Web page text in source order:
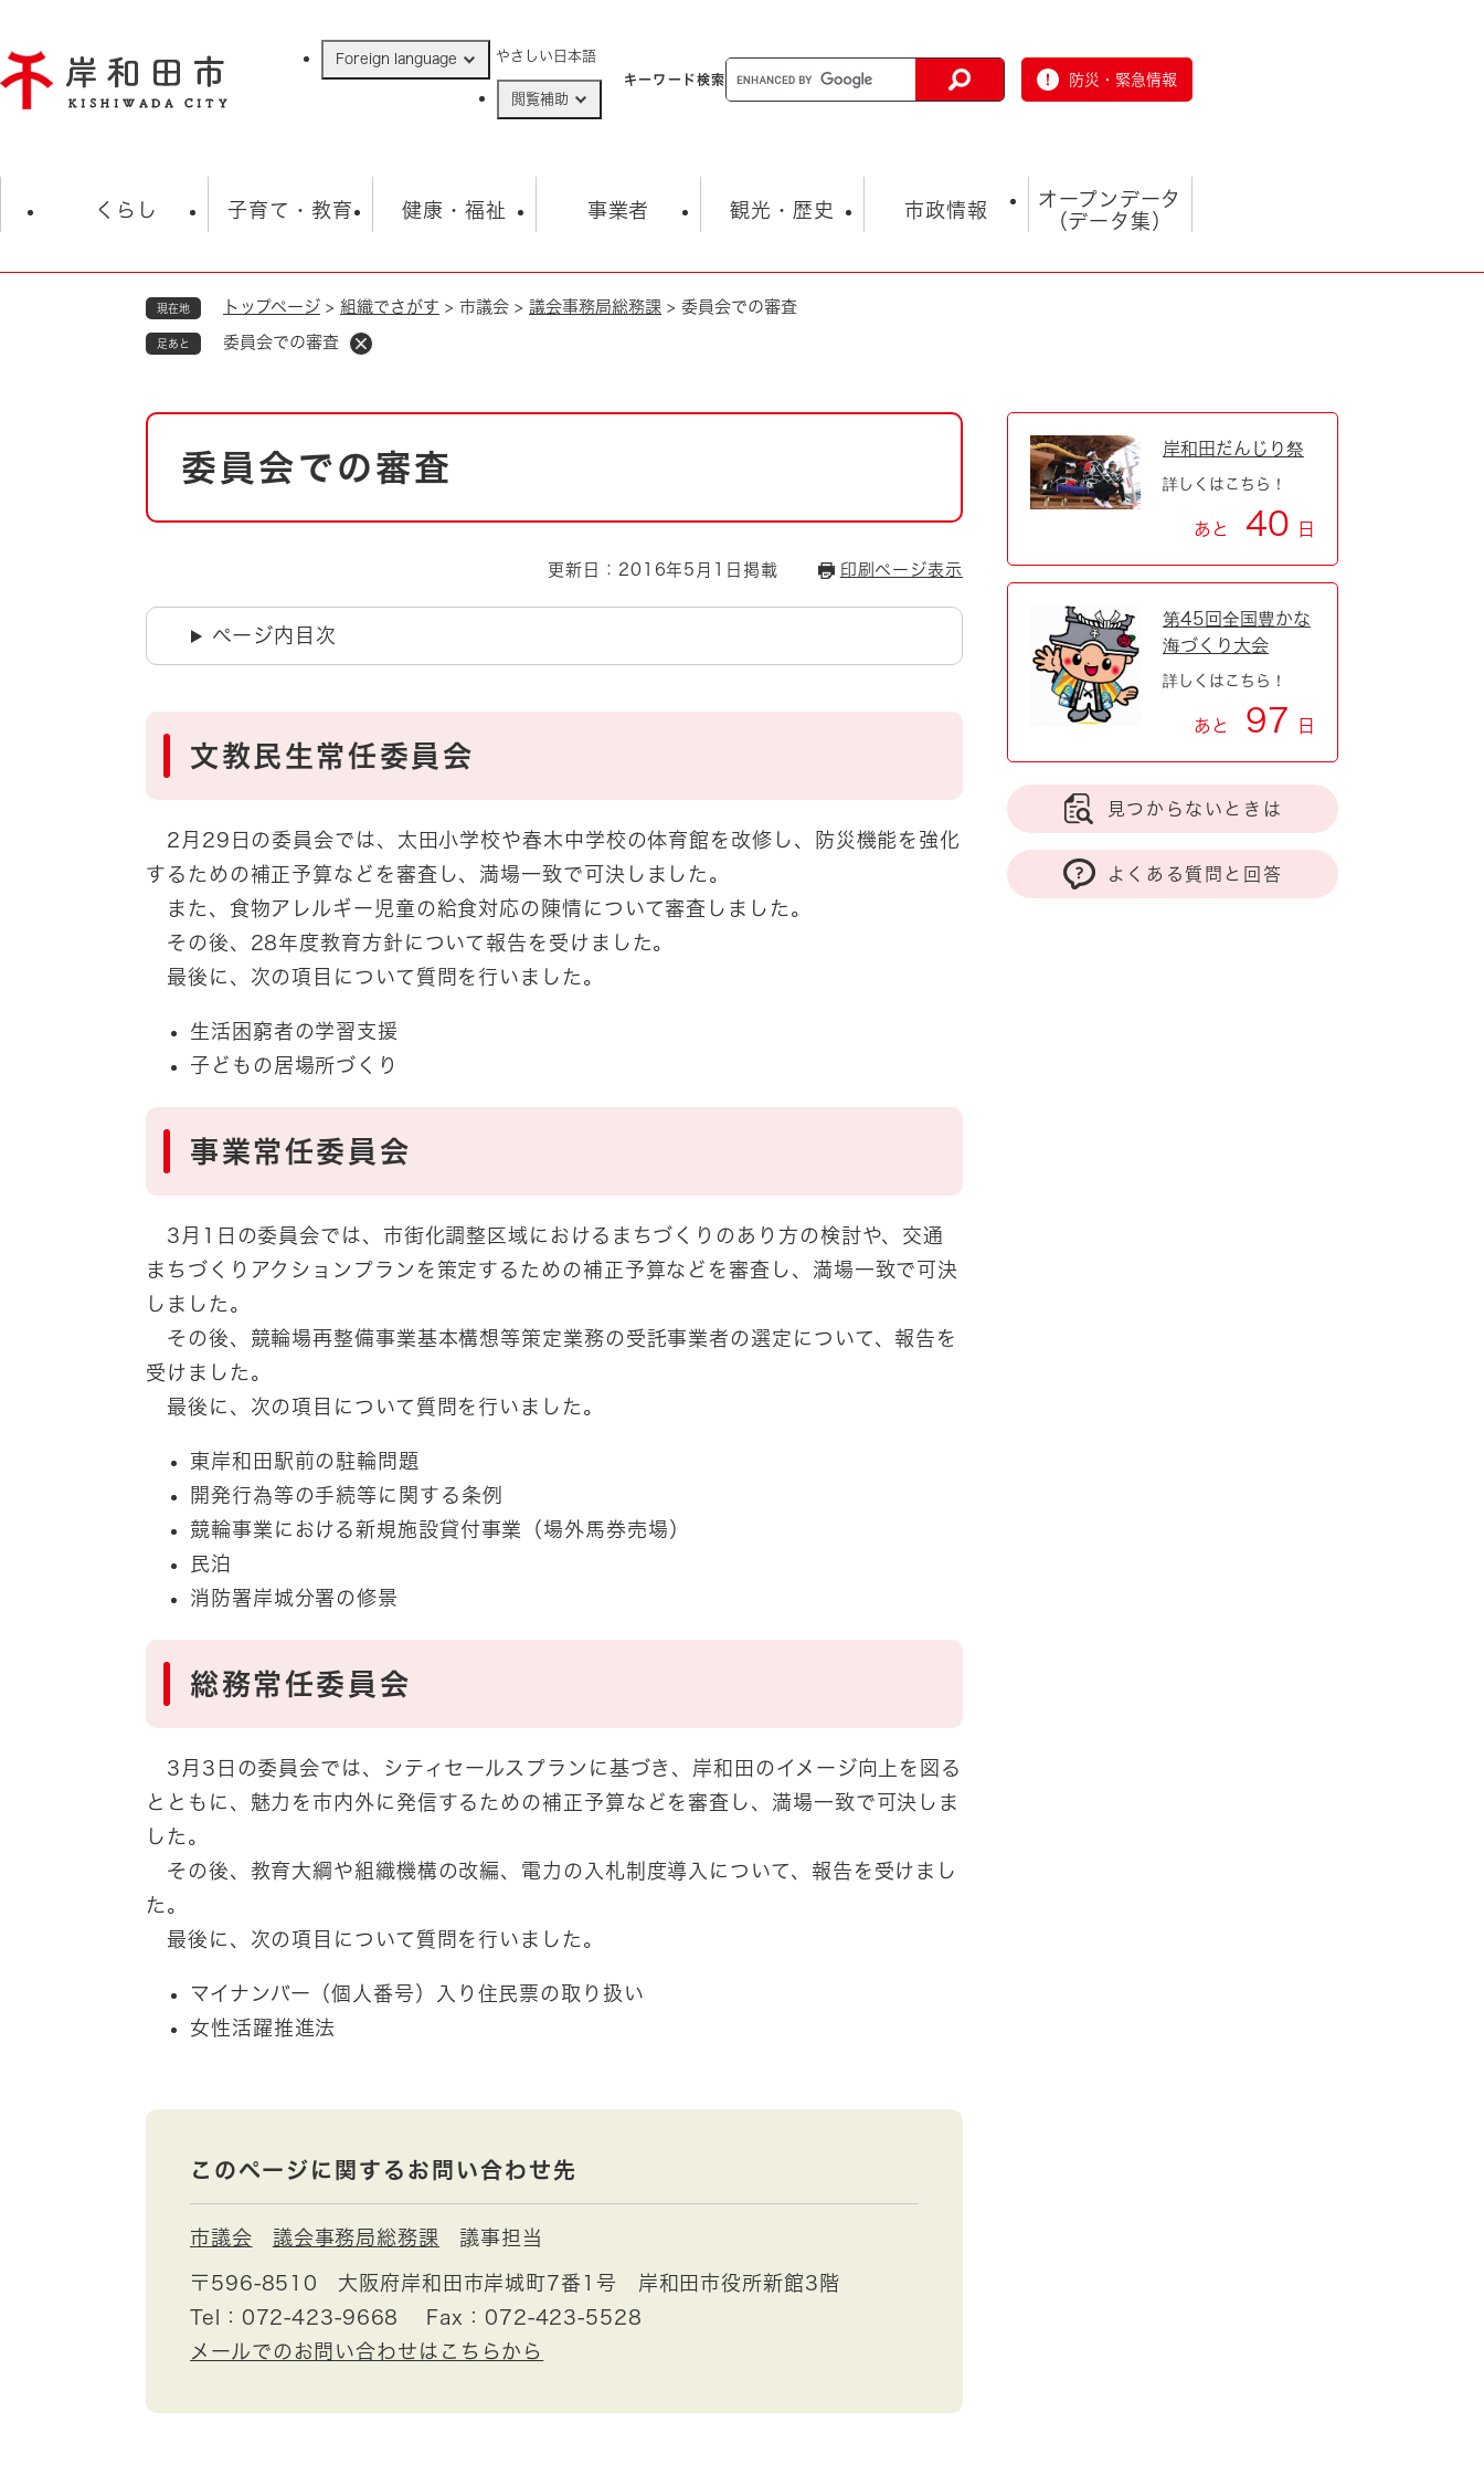
ジ
の
Foreign language やさしい日本語
閲覧補助
キーワード検索 防災・緊急情報
くらし
住民票・戸籍
ごみ・衛生・動物 救急・消防
防災・防犯 上水道・下水道
自然・環境・公園
男女共同参画
地域コミュニティ・ボラン
子育て・教育
学校 子育て
健康・福祉
福祉・健康・生活 生涯学習・スポーツ
事業者
入札・契約情報
環境 福祉・介護
観光・歴史
観光 観光スポット
市政情報
市の概要 総合計画
市政 職員採用情報
オープンデータ
（データ集）
オープンデータ
現在地 トップページ > 組織でさがす > 市議会 > 議会事務局総務課 > 委員会での審査
足あと 委員会での審査
本
委員会での審査
更新日：2016年5月1日掲載 印刷ページ表示
ページ内目次
文教民生常任委員会
2月29日の委員会では、太田小学校や春木中学校の体育館を改修し、防災機能を強化
するための補正予算などを審査し、満場一致で可決しました。
また、食物アレルギー児童の給食対応の陳情について審査しました。
その後、28年度教育方針について報告を受けました。
最後に、次の項目について質問を行いました。
生活困窮者の学習支援
子どもの居場所づくり
事業常任委員会
3月1日の委員会では、市街化調整区域におけるまちづくりのあり方の検討や、交通
まちづくりアクションプランを策定するための補正予算などを審査し、満場一致で可決
しました。
その後、競輪場再整備事業基本構想等策定業務の受託事業者の選定について、報告を
受けました。
最後に、次の項目について質問を行いました。
東岸和田駅前の駐輪問題
開発行為等の手続等に関する条例
競輪事業における新規施設貸付事業（場外馬券売場）
民泊
消防署岸城分署の修景
総務常任委員会
3月3日の委員会では、シティセールスプランに基づき、岸和田のイメージ向上を図る
とともに、魅力を市内外に発信するための補正予算などを審査し、満場一致で可決しま
した。
その後、教育大綱や組織機構の改編、電力の入札制度導入について、報告を受けまし
た。
最後に、次の項目について質問を行いました。
マイナンバー（個人番号）入り住民票の取り扱い
女性活躍推進法
このページに関するお問い合わせ先
市議会 議会事務局総務課 議事担当
〒596-8510
大阪府岸和田市岸城町7番1号 岸和田市役所新館3階
Tel：072-423-9668
Fax：072-423-5528
メールでのお問い合わせはこちらから
岸和田だんじり祭
詳しくはこちら！
あと 40 日
第45回全国豊かな
海づくり大会
詳しくはこちら！
あと 97 日
見つからないときは
よくある質問と回答